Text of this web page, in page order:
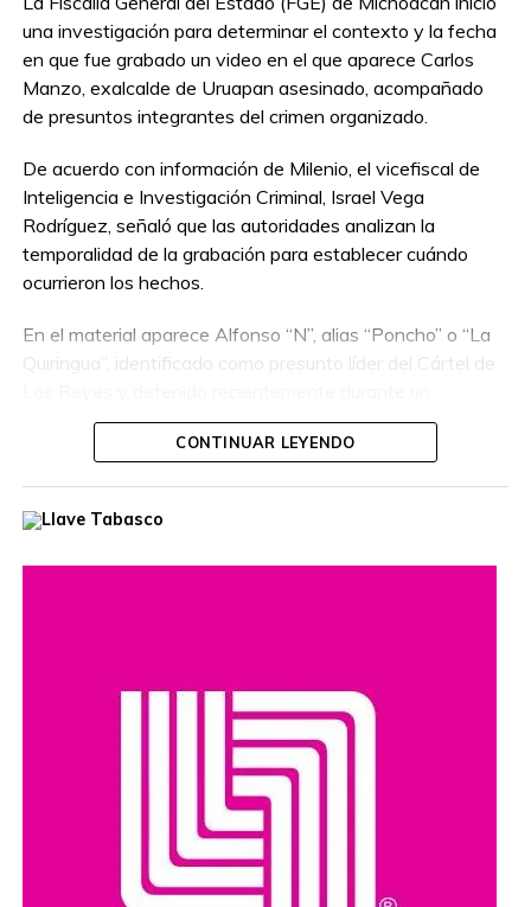
una investigación para determinar el contexto y la fecha
en que fue grabado un video en el que aparece Carlos
Manzo, exalcalde de Uruapan asesinado, acompañado
de presuntos integrantes del crimen organizado.
De acuerdo con información de Milenio, el vicefiscal de
Inteligencia e Investigación Criminal, Israel Vega
Rodríguez, señaló que las autoridades analizan la
temporalidad de la grabación para establecer cuándo
ocurrieron los hechos.
En el material aparece Alfonso “N”, alias “Poncho” o “La
Quiringua”, identificado como presunto líder del Cártel de
operativo interinstitucional encabezado por la Secretaría
de la Defensa Nacional.
Unidos, que habían ofrecido una recompensa de hasta
CONTINUAR LEYENDO